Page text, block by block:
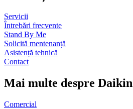
Servicii
Întrebări frecvente
Stand By Me
Solicită mentenanță
Asistență tehnică
Contact
Mai multe despre Daikin
Comercial